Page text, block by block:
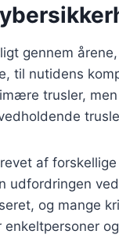
gennem
til nutidens
trusler,
af
udfordringen
og mange